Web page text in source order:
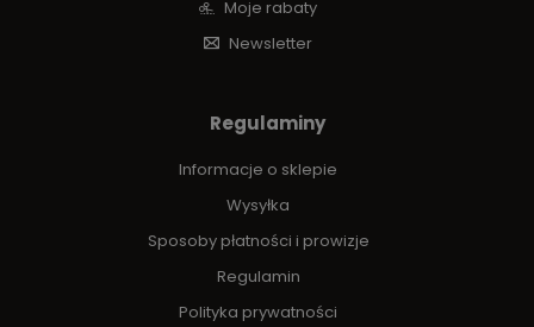
Moje rabaty
Newsletter
Regulaminy
Informacje o sklepie
Wysyłka
Sposoby płatności i prowizje
Regulamin
Polityka prywatności